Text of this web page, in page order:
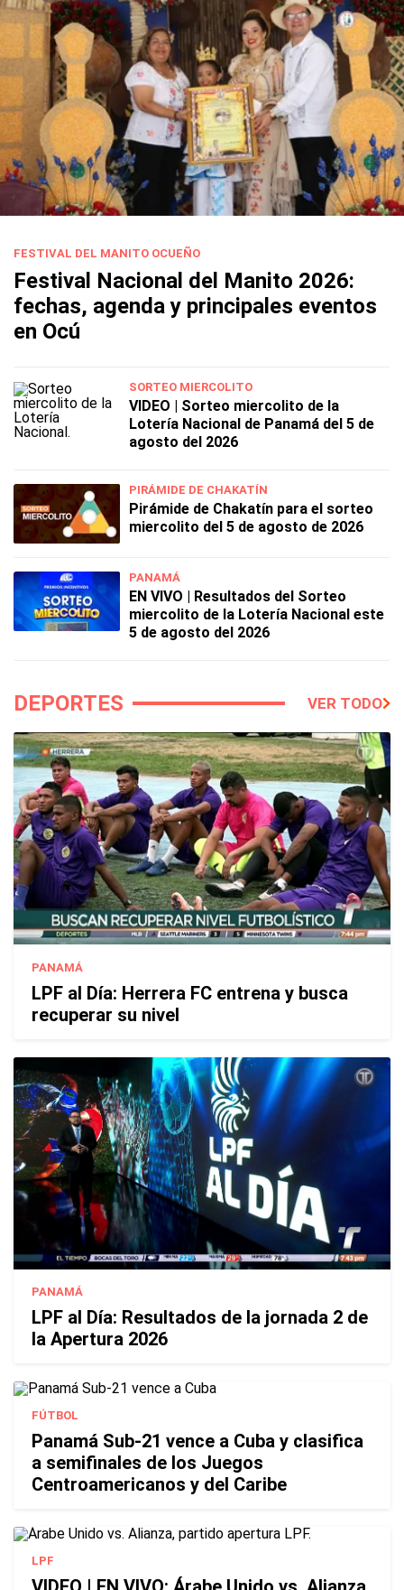
FESTIVAL DEL MANITO OCUEÑO
Festival Nacional del Manito 2026:
fechas, agenda y principales eventos
en Ocú
SORTEO MIERCOLITO
VIDEO | Sorteo miercolito de la
Lotería Nacional de Panamá del 5 de
agosto del 2026
PIRÁMIDE DE CHAKATÍN
Pirámide de Chakatín para el sorteo
miercolito del 5 de agosto de 2026
PANAMÁ
EN VIVO | Resultados del Sorteo
miercolito de la Lotería Nacional este
5 de agosto del 2026
DEPORTES VER TODO
PANAMÁ
LPF al Día: Herrera FC entrena y busca
recuperar su nivel
PANAMÁ
LPF al Día: Resultados de la jornada 2 de
la Apertura 2026
FÚTBOL
Panamá Sub-21 vence a Cuba y clasifica
a semifinales de los Juegos
Centroamericanos y del Caribe
LPF